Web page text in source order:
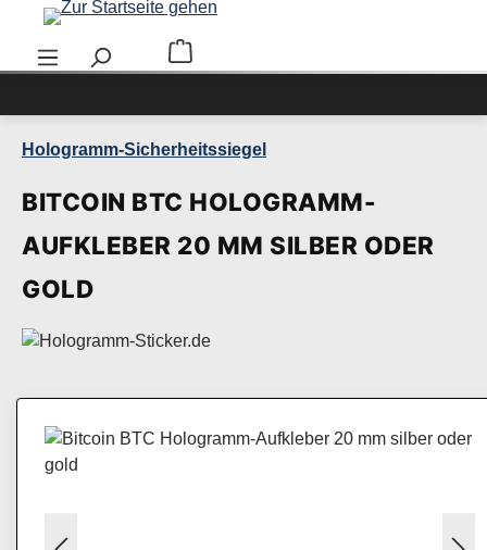
Zum Hauptinhalt springen
Warenkorb enthält 0 Positionen. Der
Hologramm-Sicherheitssiegel
BITCOIN BTC HOLOGRAMM-
AUFKLEBER 20 MM SILBER ODER
GOLD
Bildergalerie überspringen